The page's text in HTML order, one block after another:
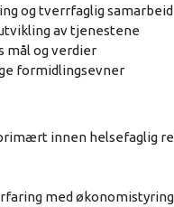
og tverrfaglig samarbeid
av tjenestene
mål og verdier
formidlingsevner
innen helsefaglig
med